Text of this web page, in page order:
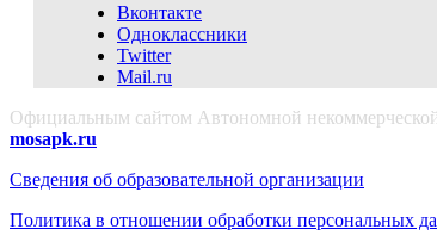
Вконтакте
Одноклассники
Twitter
Mail.ru
Официальным сайтом Автономной некоммерческой
mosapk.ru
Сведения об образовательной организации
Политика в отношении обработки персональных